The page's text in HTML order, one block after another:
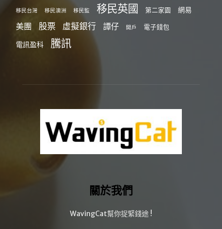
移民台灣 移民澳洲 移民監 移民英國 第二家園 網易
美團 股票 虛擬銀行 譚仔 開戶 電子錢包
電訊盈科 騰訊
關於我們
WavingCat幫你捉緊錢途 !